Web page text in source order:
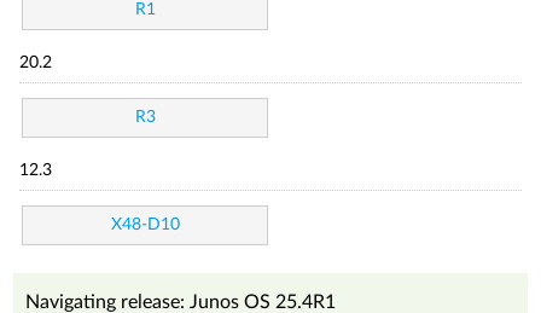
R1
20.2
R3
12.3
X48-D10
Navigating release: Junos OS 25.4R1